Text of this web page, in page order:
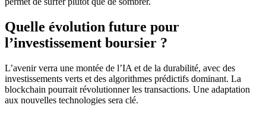
Quelle évolution future pour
l’investissement boursier ?
L’avenir verra une montée de l’IA et de la durabilité, avec des
investissements verts et des algorithmes prédictifs dominant. La
blockchain pourrait révolutionner les transactions. Une adaptation
aux nouvelles technologies sera clé.